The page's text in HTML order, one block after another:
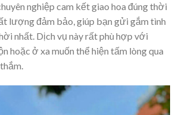
nghiệp cam kết giao hoa đúng thời
lượng đảm bảo, giúp bạn gửi gắm tình
nhất. Dịch vụ này rất phù hợp với
hoặc ở xa muốn thể hiện tấm lòng qua